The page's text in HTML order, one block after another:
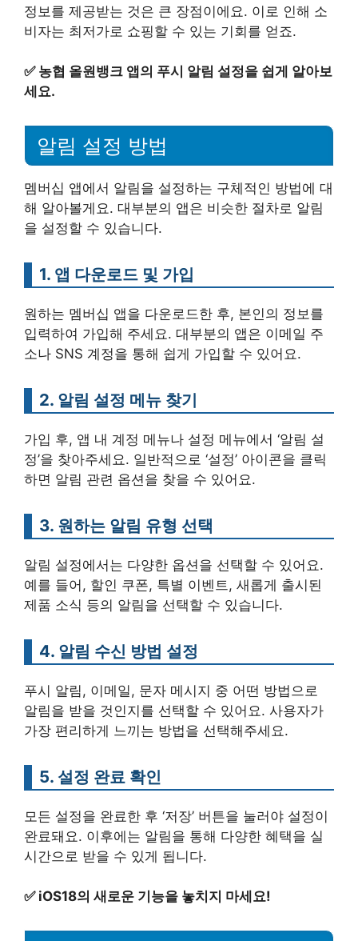
정보를 제공받는 것은 큰 장점이에요. 이로 인해 소
비자는 최저가로 쇼핑할 수 있는 기회를 얻죠.
✅ 농협 올원뱅크 앱의 푸시 알림 설정을 쉽게 알아보
세요.
알림 설정 방법
멤버십 앱에서 알림을 설정하는 구체적인 방법에 대
해 알아볼게요. 대부분의 앱은 비슷한 절차로 알림
을 설정할 수 있습니다.
1. 앱 다운로드 및 가입
원하는 멤버십 앱을 다운로드한 후, 본인의 정보를
입력하여 가입해 주세요. 대부분의 앱은 이메일 주
소나 SNS 계정을 통해 쉽게 가입할 수 있어요.
2. 알림 설정 메뉴 찾기
가입 후, 앱 내 계정 메뉴나 설정 메뉴에서 ‘알림 설
정’을 찾아주세요. 일반적으로 ‘설정’ 아이콘을 클릭
하면 알림 관련 옵션을 찾을 수 있어요.
3. 원하는 알림 유형 선택
알림 설정에서는 다양한 옵션을 선택할 수 있어요.
예를 들어, 할인 쿠폰, 특별 이벤트, 새롭게 출시된
제품 소식 등의 알림을 선택할 수 있습니다.
4. 알림 수신 방법 설정
푸시 알림, 이메일, 문자 메시지 중 어떤 방법으로
알림을 받을 것인지를 선택할 수 있어요. 사용자가
가장 편리하게 느끼는 방법을 선택해주세요.
5. 설정 완료 확인
모든 설정을 완료한 후 ‘저장’ 버튼을 눌러야 설정이
완료돼요. 이후에는 알림을 통해 다양한 혜택을 실
시간으로 받을 수 있게 됩니다.
✅ iOS18의 새로운 기능을 놓치지 마세요!